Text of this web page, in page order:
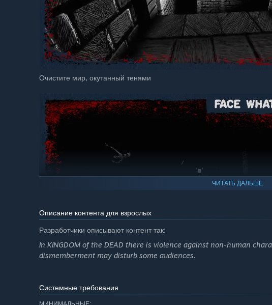
Очистите мир, окутанный тенями
ЧИТАТЬ ДАЛЬШЕ
Описание контента для взрослых
Разработчики описывают контент так:
In KINGDOM of the DEAD there is violence against non-human
dismemberment may disturb some audiences.
Системные требования